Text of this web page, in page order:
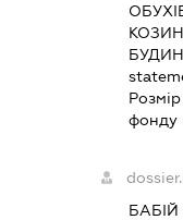
фонду